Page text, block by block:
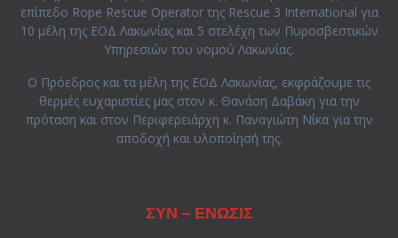
επίπεδο Rope Rescue Operator της Rescue 3 International για
10 μέλη της ΕΟΔ Λακωνίας και 5 στελέχη των Πυροσβεστικών
Υπηρεσιών του νομού Λακωνίας.
Ο Πρόεδρος και τα μέλη της ΕΟΔ Λακωνίας, εκφράζουμε τις
θερμές ευχαριστίες μας στον κ. Θανάση Δαβάκη για την
πρόταση και στον Περιφερειάρχη κ. Παναγιώτη Νίκα για την
αποδοχή και υλοποίησή της.
ΣΥΝ – ΕΝΩΣΙΣ